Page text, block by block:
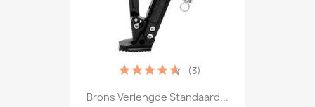
Brons Verlengde Standaard...
(3)